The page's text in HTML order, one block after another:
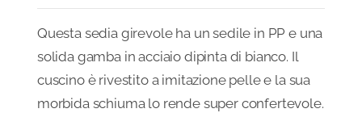
Questa sedia girevole ha un sedile in PP e una
solida gamba in acciaio dipinta di bianco. Il
cuscino è rivestito a imitazione pelle e la sua
morbida schiuma lo rende super confertevole.